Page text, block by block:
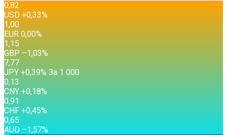
0,82
USD +0,33%
1,00
EUR 0,00%
1,15
GBP –1,03%
7,77
JPY +0,39% За 1 000
0,13
CNY +0,18%
0,91
CHF +0,45%
0,65
AUD –1,57%